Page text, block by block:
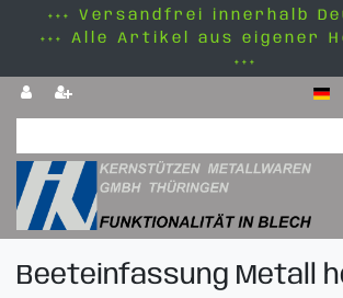
+++ Versandfrei innerhalb
+++ Alle Artikel aus eigener
+++
Beeteinfassung Metall